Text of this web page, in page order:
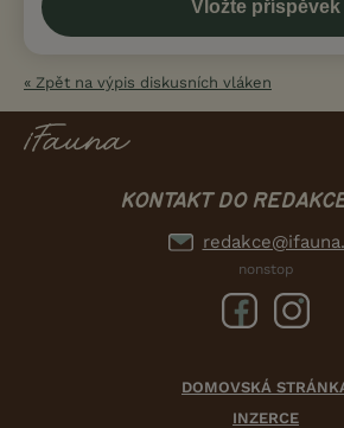
« Zpět na výpis diskusních vláken
KONTAKT DO
nonstop
DOMOVSKÁ
INZERCE